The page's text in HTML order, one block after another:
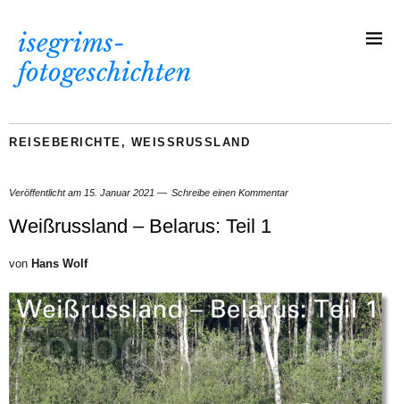
isegrims-
fotogeschichten
REISEBERICHTE , WEISSRUSSLAND
Veröffentlicht am 15. Januar 2021 Schreibe einen Kommentar
Weißrussland – Belarus: Teil 1
von Hans Wolf